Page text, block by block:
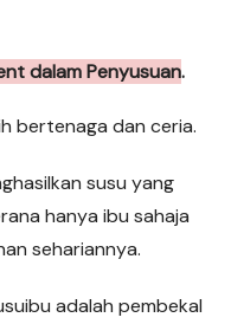
dalam Penyusuan.
bertenaga dan ceria.
susu yang
hanya ibu sahaja
sehariannya.
adalah pembekal